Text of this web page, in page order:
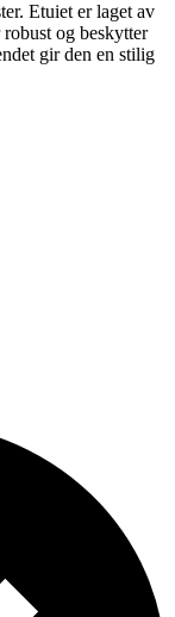
Etuiet er laget av
og beskytter
gir den en stilig